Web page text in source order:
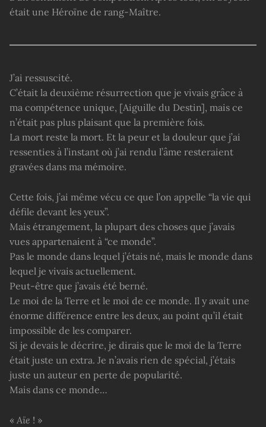
était une Héroïne de rang-Maître.
J’ai ressuscité.
C’était la deuxième résurrection que je vivais grâce à
ma compétence unique, [Aiguille du Destin], mais ce
n’était pas plus plaisant que la première fois.
La mort reste la mort. Et la peur et la douleur que j’ai
ressenties à l’instant où j’ai rendu l’âme resteraient
gravées dans ma mémoire.
Cette fois, j’ai même vécu ce que l’on appelle “la vie qui
défile devant les yeux”.
Mais étrangement, la plupart des choses que j’avais
vues appartenaient à “ce monde”.
Pas le monde dans lequel j’étais né, mais le monde dans
lequel je vivais actuellement.
Peut-être que j’avais été berné.
Le moi de la Terre et le moi de ce monde. Il y avait une
énorme différence entre les deux, au point qu’il était
impossible de les comparer.
Si je devais le décrire, je dirais que le moi de la Terre
était juste un extra. Je n’avais rien de spécial, j’étais
juste un auteur en perte de popularité.
Mais dans ce monde…
« Aïe ! »